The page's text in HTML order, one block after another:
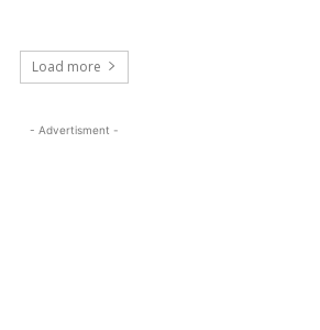
Load more
- Advertisment -